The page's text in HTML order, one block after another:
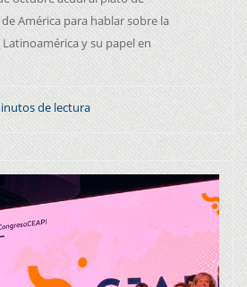
América para hablar sobre la
y su papel en
de lectura